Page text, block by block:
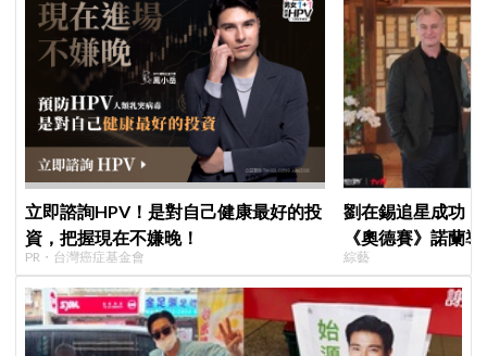
立即諮詢HPV！是對自己健康最好的投
資，把握現在不嫌晚！
PR・台灣癌症基金會
劉在錫追星成功
《奧德賽》諾蘭
比YA幸福笑容藏
綜藝